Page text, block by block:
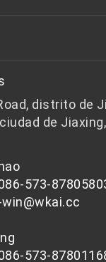
aptos para
que no son
distrito de
de
573-
573-